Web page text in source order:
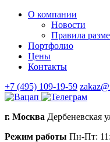
О компании
Новости
Правила
Портфолио
Цены
Контакты
+7 (495) 109-19-59
г. Москва Дербеневская
Режим работы Пн-Пт: